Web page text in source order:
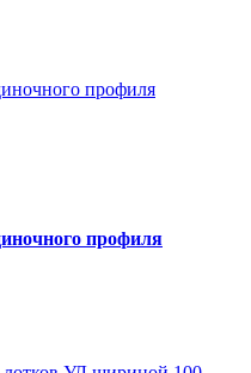
профиля